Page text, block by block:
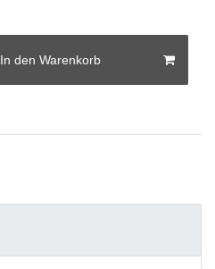
In den Warenkorb